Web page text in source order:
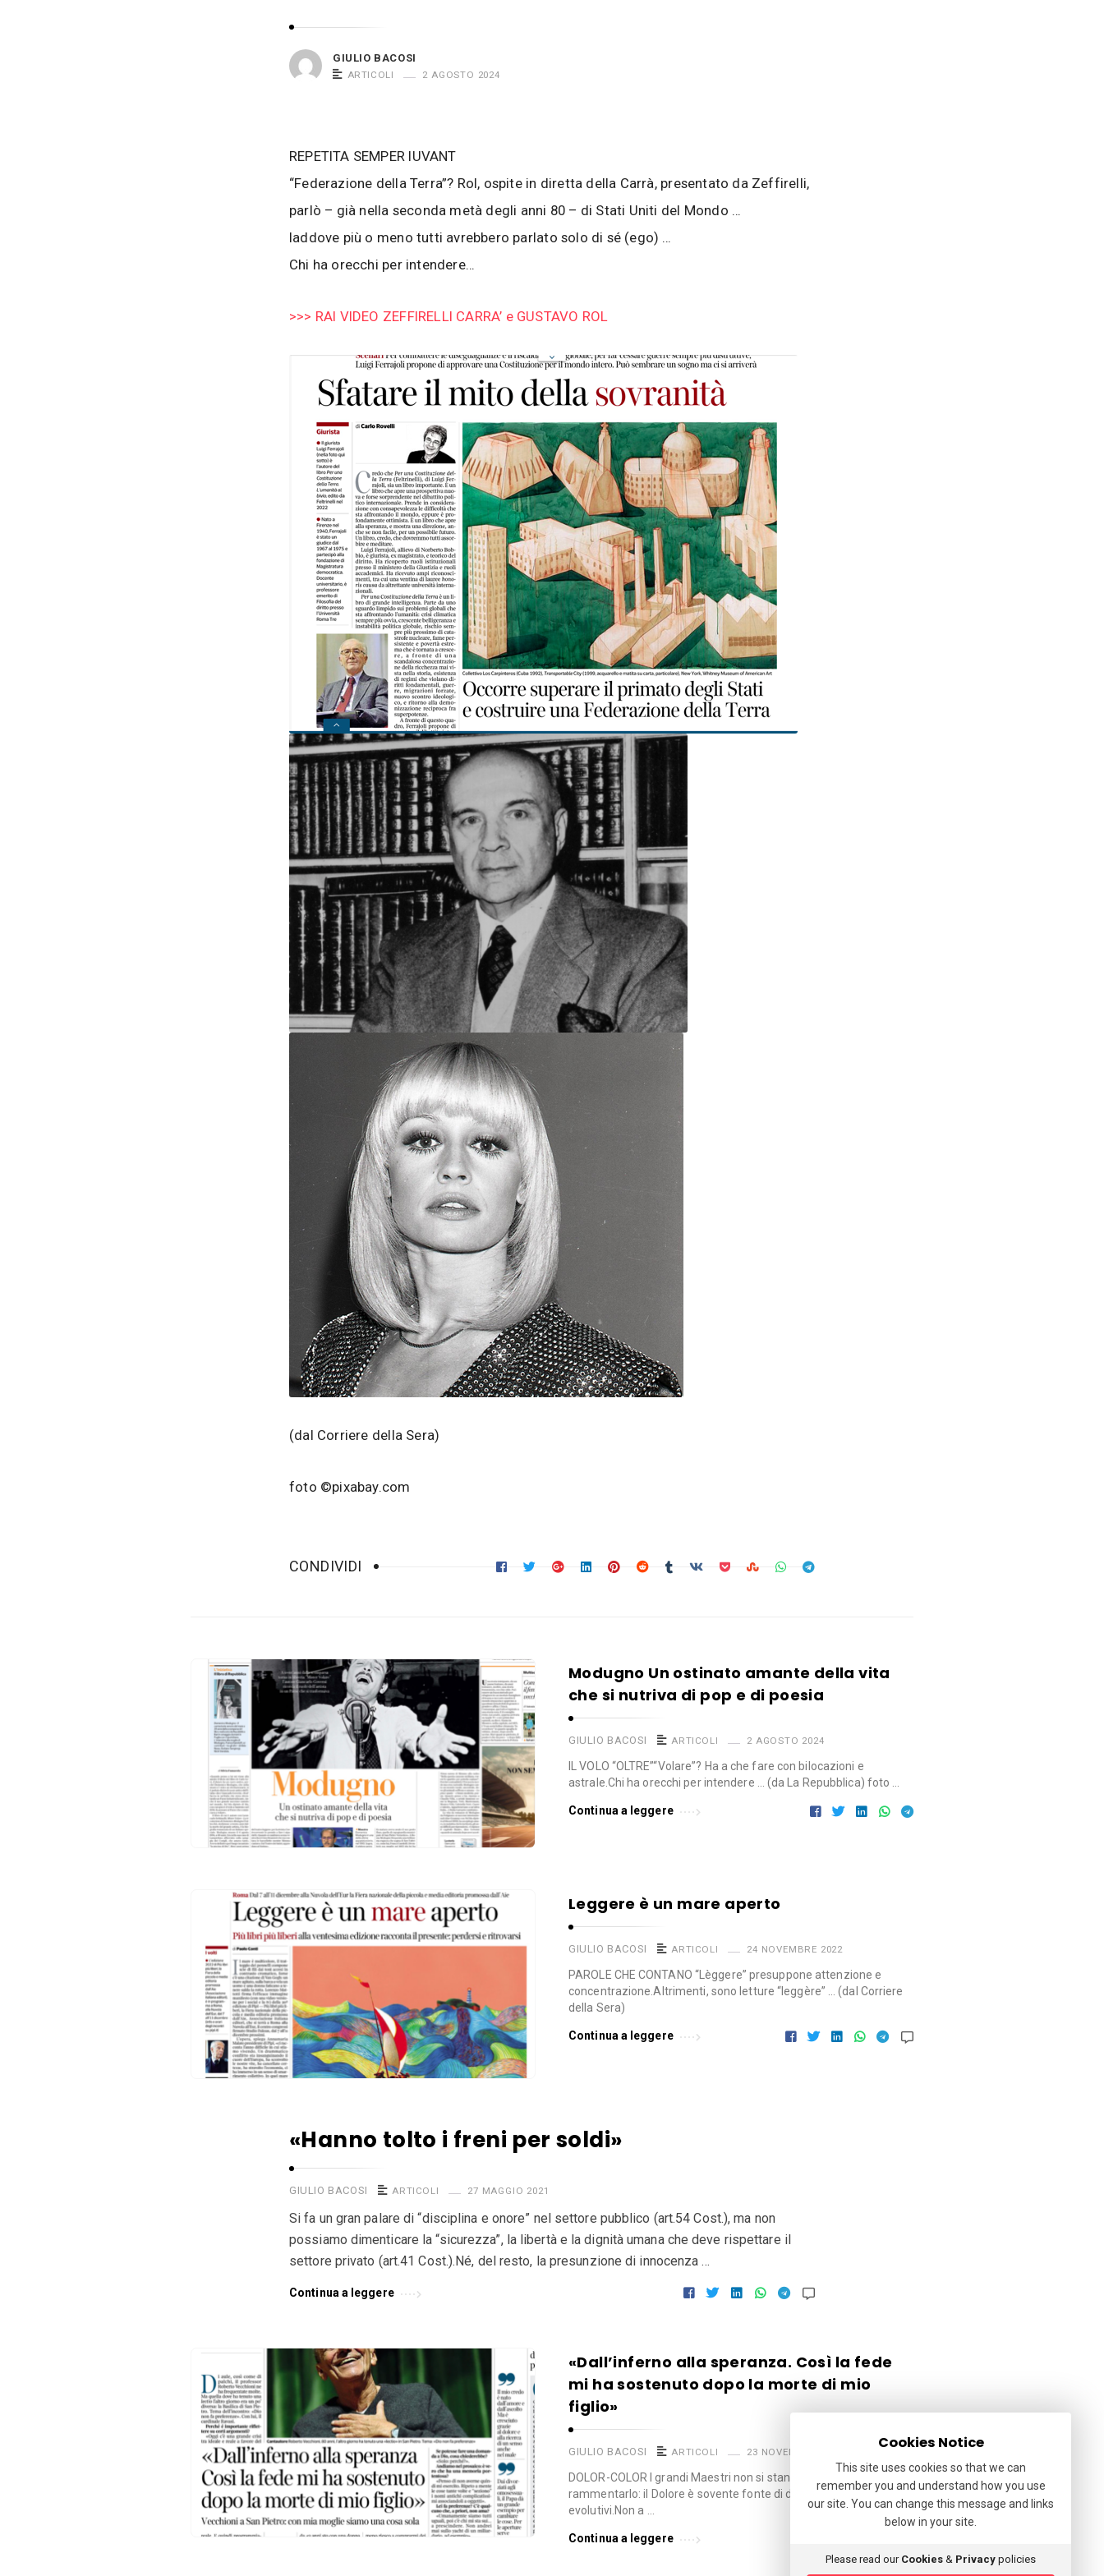
GIULIO BACOSI
ARTICOLI 2 AGOSTO 2024
REPETITA SEMPER IUVANT
“Federazione della Terra”? Rol, ospite in diretta della Carrà, presentato da Zeffirelli,
parlò – già nella seconda metà degli anni 80 – di Stati Uniti del Mondo …
laddove più o meno tutti avrebbero parlato solo di sé (ego) …
Chi ha orecchi per intendere…
>>> RAI VIDEO ZEFFIRELLI CARRA’ e GUSTAVO ROL
(dal Corriere della Sera)
foto ©pixabay.com
‫CONDIVIDI
Modugno Un ostinato amante della vita
che si nutriva di pop e di poesia
GIULIO BACOSI ARTICOLI 2 AGOSTO 2024
IL VOLO “OLTRE”“Volare”? Ha a che fare con bilocazioni e
astrale.Chi ha orecchi per intendere … (da La Repubblica) foto …
Continua a leggere
Leggere è un mare aperto
GIULIO BACOSI ARTICOLI 24 NOVEMBRE 2022
PAROLE CHE CONTANO “Lèggere” presuppone attenzione e
concentrazione.Altrimenti, sono letture “leggère” … (dal Corriere
della Sera)
Continua a leggere
«Hanno tolto i freni per soldi»
GIULIO BACOSI ARTICOLI 27 MAGGIO 2021
Si fa un gran palare di “disciplina e onore” nel settore pubblico (art.54 Cost.), ma non
possiamo dimenticare la “sicurezza”, la libertà e la dignità umana che deve rispettare il
settore privato (art.41 Cost.).Né, del resto, la presunzione di innocenza …
Continua a leggere
«Dall’inferno alla speranza. Così la fede
mi ha sostenuto dopo la morte di mio
figlio»
GIULIO BACOSI ARTICOLI 23 NOVEMBRE 2023
DOLOR-COLOR I grandi Maestri non si stancano mai di
rammentarlo: il Dolore è sovente fonte di decisi scatti
evolutivi.Non a …
Continua a leggere
Cookies Notice
This site uses cookies so that we can
remember you and understand how you use
our site. You can change this message and links
below in your site.
Please read our Cookies & Privacy policies